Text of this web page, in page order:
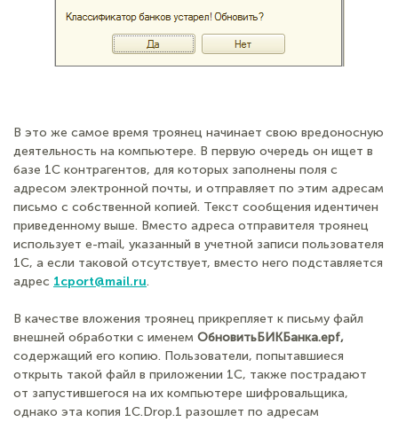
В это же самое время троянец начинает свою вредоносную
деятельность на компьютере. В первую очередь он ищет в
базе 1С контрагентов, для которых заполнены поля с
адресом электронной почты, и отправляет по этим адресам
письмо с собственной копией. Текст сообщения идентичен
приведенному выше. Вместо адреса отправителя троянец
использует e-mail, указанный в учетной записи пользователя
1С, а если таковой отсутствует, вместо него подставляется
адрес 1cport@mail.ru.
В качестве вложения троянец прикрепляет к письму файл
внешней обработки с именем ОбновитьБИКБанка.epf,
содержащий его копию. Пользователи, попытавшиеся
открыть такой файл в приложении 1С, также пострадают
от запустившегося на их компьютере шифровальщика,
однако эта копия 1C.Drop.1 разошлет по адресам